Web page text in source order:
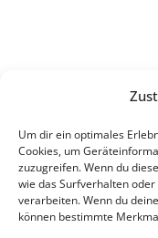
Um dir ein optimales
Cookies, um
zuzugreifen. Wenn du
wie das Surfverhalten
verarbeiten. Wenn du
können bestimmte